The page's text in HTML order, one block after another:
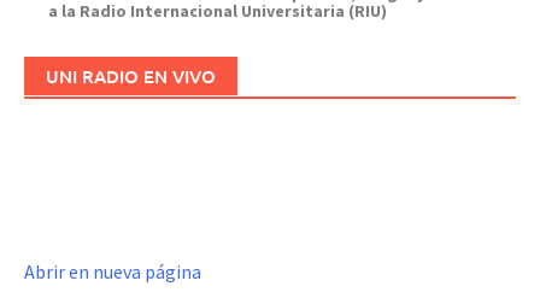
a la Radio Internacional Universitaria (RIU)
UNI RADIO EN VIVO
Abrir en nueva página